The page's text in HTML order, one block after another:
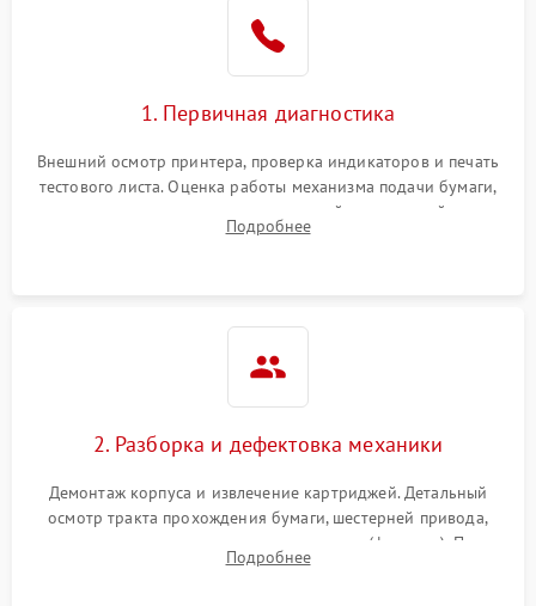
1. Первичная диагностика
Внешний осмотр принтера, проверка индикаторов и печать
тестового листа. Оценка работы механизма подачи бумаги,
выявление посторонних шумов, замятий и первичный анализ
дефектов печати (полосы, фон, пробелы).
Подробнее
2. Разборка и дефектовка механики
Демонтаж корпуса и извлечение картриджей. Детальный
осмотр тракта прохождения бумаги, шестерней привода,
роликов захвата и узла термозакрепления (фьюзера). Поиск
физического износа и повреждений деталей.
Подробнее